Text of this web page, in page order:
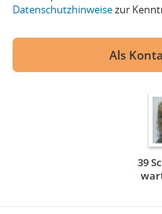
Datenschutzhinweisezur
Als
39